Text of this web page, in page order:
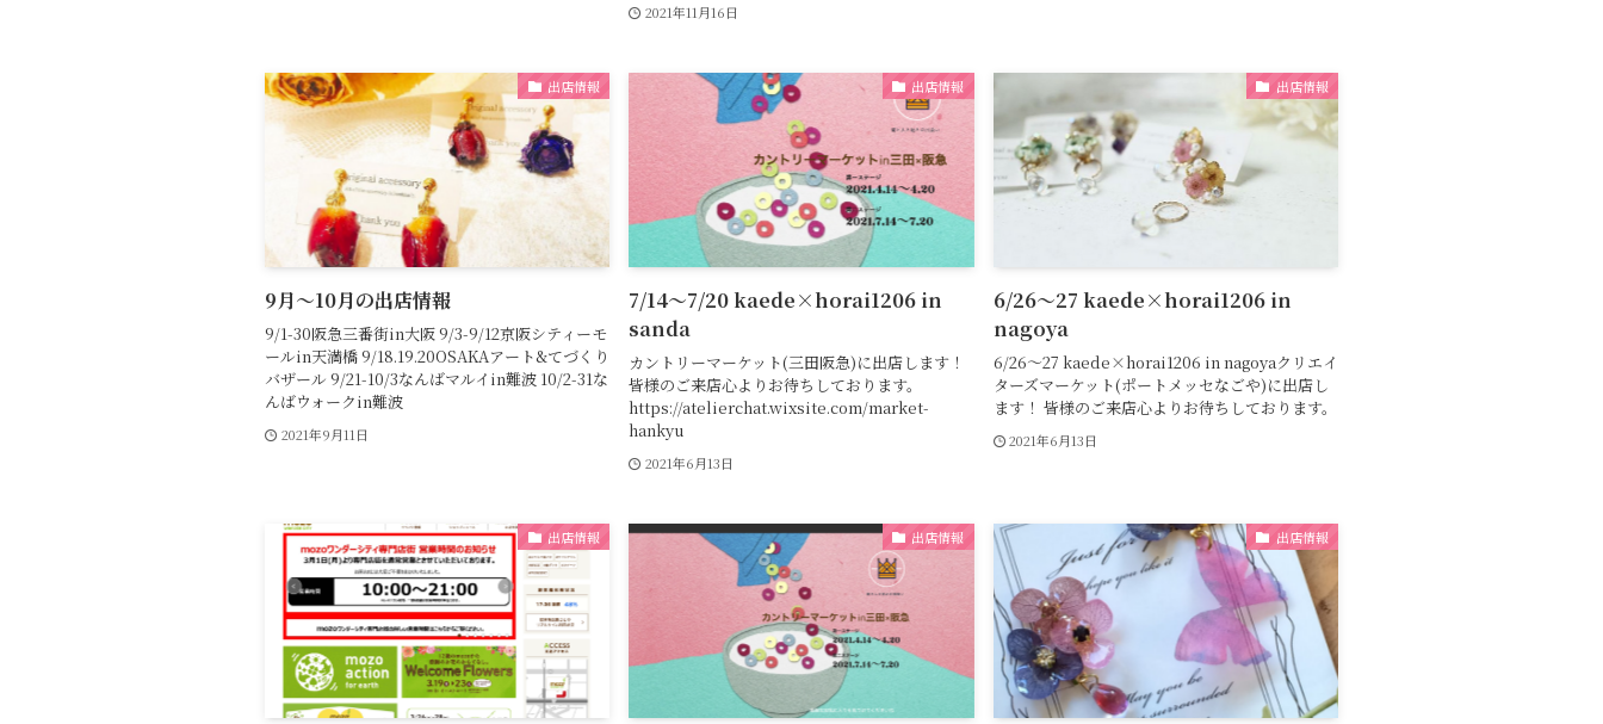
2021年11月16日
出店情報
9月〜10月の出店情報
9/1-30阪急三番街in大阪 9/3-9/12京阪シティーモ
ールin天満橋 9/18.19.20OSAKAアート&てづくり
バザール 9/21-10/3なんばマルイin難波 10/2-31な
んばウォークin難波
2021年9月11日
出店情報
7/14～7/20 kaede×horai1206 in
sanda
カントリーマーケット(三田阪急)に出店します！
皆様のご来店心よりお待ちしております。
https://atelierchat.wixsite.com/market-
hankyu
2021年6月13日
出店情報
6/26～27 kaede×horai1206 in
nagoya
6/26～27 kaede×horai1206 in nagoyaクリエイ
ターズマーケット(ポートメッセなごや)に出店し
ます！ 皆様のご来店心よりお待ちしております。
2021年6月13日
出店情報 出店情報 出店情報